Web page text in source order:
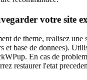
votre site
de theme, realisez une
et base de donnees).
En cas de
restaurer l'etat